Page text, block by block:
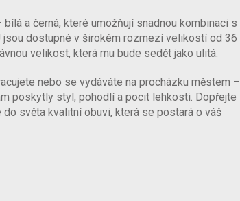
a černá, které umožňují snadnou kombinaci s
jsou dostupné v širokém rozmezí velikostí od 36
velikost, která mu bude sedět jako ulitá.
nebo se vydáváte na procházku městem –
poskytly styl, pohodlí a pocit lehkosti. Dopřejte
světa kvalitní obuvi, která se postará o váš